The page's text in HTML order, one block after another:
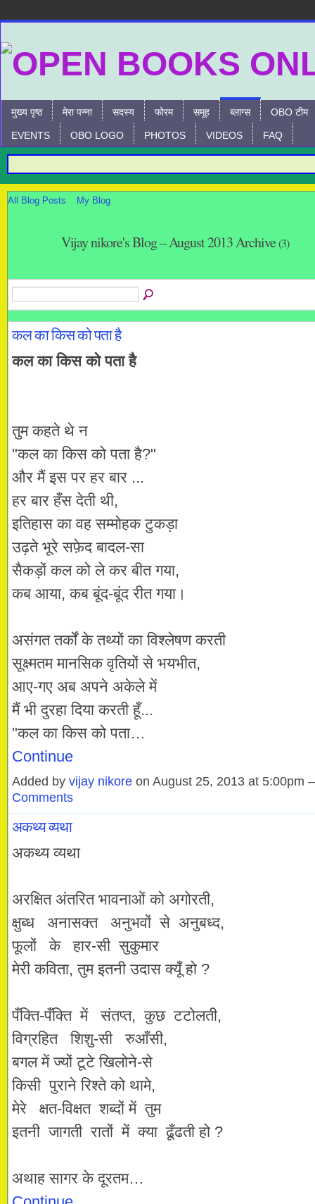
मुख्य पृष्ठ मेरा पन्ना सदस्य फोरम समूह ब्लाग्स OBO टीम
EVENTS OBO LOGO PHOTOS VIDEOS FAQ
All Blog Posts My Blog
Vijay nikore's Blog – August 2013 Archive(3)
कल का किस को पता है
कल का किस को पता है
तुम कहते थे न
"कल का किस को पता है?"
और मैं इस पर हर बार ...
हर बार हँस देती थी,
इतिहास का वह सम्मोहक टुकड़ा
उढ़ते भूरे सफ़ेद बादल-सा
सैकड़ों कल को ले कर बीत गया,
कब आया, कब बूंद-बूंद रीत गया।
असंगत तर्कों के तथ्यों का विश्लेषण करती
सूक्ष्मतम मानसिक वृतियों से भयभीत,
आए-गए अब अपने अकेले में
मैं भी दुरहा दिया करती हूँ...
"कल का किस को पता…
Continue
Added by vijay nikore on August 25, 2013 at
Comments
अकथ्य व्यथा
अकथ्य व्यथा
अरक्षित अंतरित भावनाओं को अगोरती,
क्षुब्ध अनासक्त अनुभवों से अनुबध्द,
फूलों के हार-सी सुकुमार
मेरी कविता, तुम इतनी उदास क्यूँ हो ?
पँक्ति-पँक्ति में संतप्त, कुछ टटोलती,
विग्रहित शिशु-सी रुआँसी,
बगल में ज्यों टूटे खिलोने-से
किसी पुराने रिश्ते को थामे,
मेरे क्षत-विक्षत शब्दों में तुम
इतनी जागती रातों में क्या ढूँढती हो ?
अथाह सागर के दूरतम…